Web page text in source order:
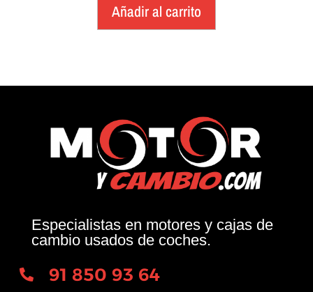
Añadir al carrito
Especialistas en motores y cajas de
cambio usados de coches.
91 850 93 64